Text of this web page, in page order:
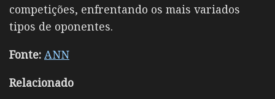
competições, enfrentando os mais variados
tipos de oponentes.
Fonte: ANN
Relacionado